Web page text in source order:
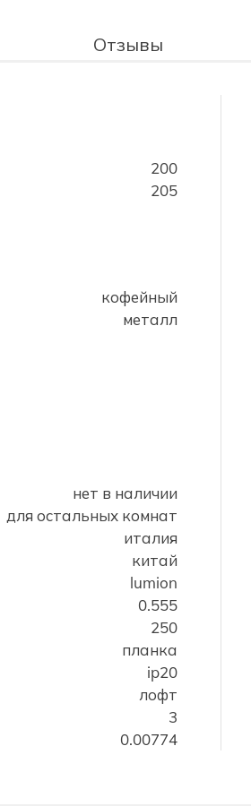
Отзывы
200
205
кофейный
металл
нет в наличии
для остальных комнат
италия
китай
lumion
0.555
250
планка
ip20
лофт
3
0.00774